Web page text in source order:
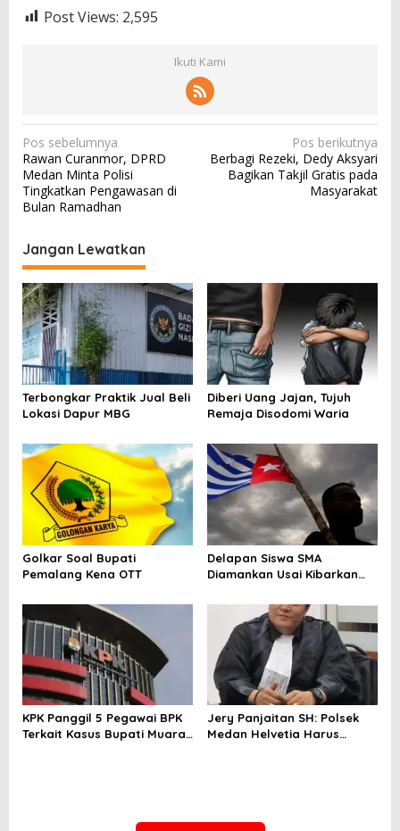
Post Views: 2,595
Ikuti Kami
N
a
v
i
g
a
s
i
p
o
s
Pos sebelumnya
Rawan Curanmor, DPRD
Medan Minta Polisi
Tingkatkan Pengawasan di
Bulan Ramadhan
Pos berikutnya
Berbagi Rezeki, Dedy Aksyari
Bagikan Takjil Gratis pada
Masyarakat
Jangan Lewatkan
Terbongkar Praktik Jual Beli
Lokasi Dapur MBG
Diberi Uang Jajan, Tujuh
Remaja Disodomi Waria
Golkar Soal Bupati
Pemalang Kena OTT
Delapan Siswa SMA
Diamankan Usai Kibarkan
Nabire
KPK Panggil 5 Pegawai BPK
Terkait Kasus Bupati Muara
Jery Panjaitan SH: Polsek
Medan Helvetia Harus